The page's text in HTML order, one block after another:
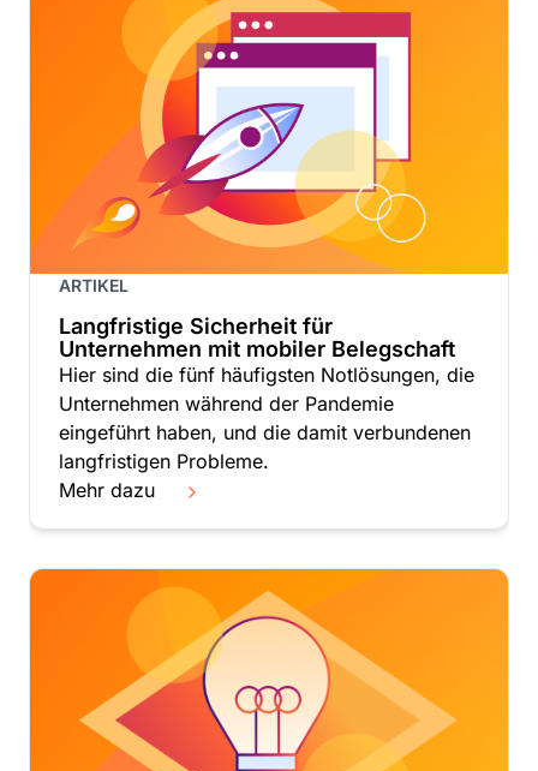
ARTIKEL
Langfristige Sicherheit für
Unternehmen mit mobiler Belegschaft
Hier sind die fünf häufigsten Notlösungen, die
Unternehmen während der Pandemie
eingeführt haben, und die damit verbundenen
langfristigen Probleme.
Mehr dazu